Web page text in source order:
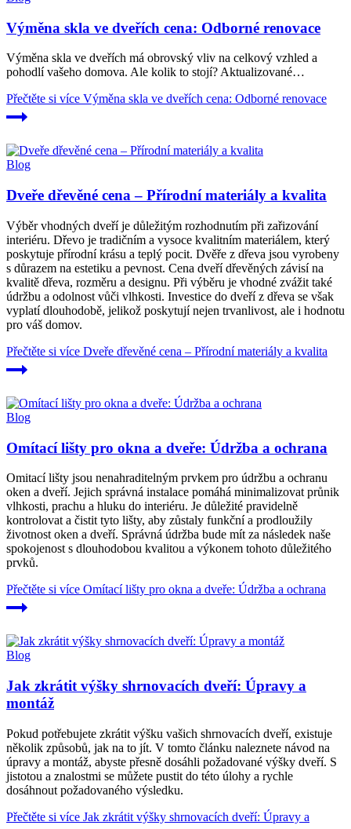
Výměna skla ve dveřích cena: Odborné renovace
Výměna skla ve dveřích má obrovský vliv na celkový vzhled a
pohodlí vašeho domova. Ale kolik to stojí? Aktualizované…
Přečtěte si více Výměna skla ve dveřích cena: Odborné renovace
Blog
Dveře dřevěné cena – Přírodní materiály a kvalita
Výběr vhodných dveří je důležitým rozhodnutím při zařizování
interiéru. Dřevo je tradičním a vysoce kvalitním materiálem, který
poskytuje přírodní krásu a teplý pocit. Dvěře z dřeva jsou vyrobeny
s důrazem na estetiku a pevnost. Cena dveří dřevěných závisí na
kvalitě dřeva, rozměru a designu. Při výběru je vhodné zvážit také
údržbu a odolnost vůči vlhkosti. Investice do dveří z dřeva se však
vyplatí dlouhodobě, jelikož poskytují nejen trvanlivost, ale i hodnotu
pro váš domov.
Přečtěte si více Dveře dřevěné cena – Přírodní materiály a kvalita
Blog
Omítací lišty pro okna a dveře: Údržba a ochrana
Omitací lišty jsou nenahraditelným prvkem pro údržbu a ochranu
oken a dveří. Jejich správná instalace pomáhá minimalizovat průnik
vlhkosti, prachu a hluku do interiéru. Je důležité pravidelně
kontrolovat a čistit tyto lišty, aby zůstaly funkční a prodloužily
životnost oken a dveří. Správná údržba bude mít za následek naše
spokojenost s dlouhodobou kvalitou a výkonem tohoto důležitého
prvků.
Přečtěte si více Omítací lišty pro okna a dveře: Údržba a ochrana
Blog
Jak zkrátit výšky shrnovacích dveří: Úpravy a
montáž
Pokud potřebujete zkrátit výšku vašich shrnovacích dveří, existuje
několik způsobů, jak na to jít. V tomto článku naleznete návod na
úpravy a montáž, abyste přesně dosáhli požadované výšky dveří. S
jistotou a znalostmi se můžete pustit do této úlohy a rychle
dosáhnout požadovaného výsledku.
Přečtěte si více Jak zkrátit výšky shrnovacích dveří: Úpravy a